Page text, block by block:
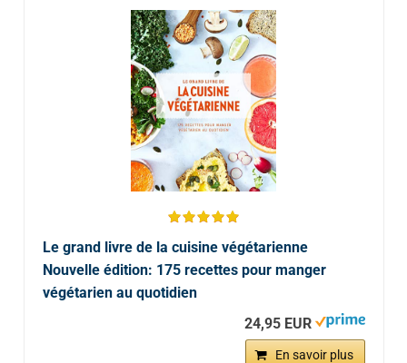
Le grand livre de la cuisine végétarienne
Nouvelle édition: 175 recettes pour manger
végétarien au quotidien
24,95 EUR
En savoir plus